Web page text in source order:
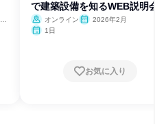
で建築設備を知るWEB説明
オンライン
2026年2月
1日
お気に入り